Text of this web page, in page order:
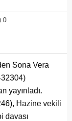
0
Sona Vera
yayınladı.
Hazine vekili
davası